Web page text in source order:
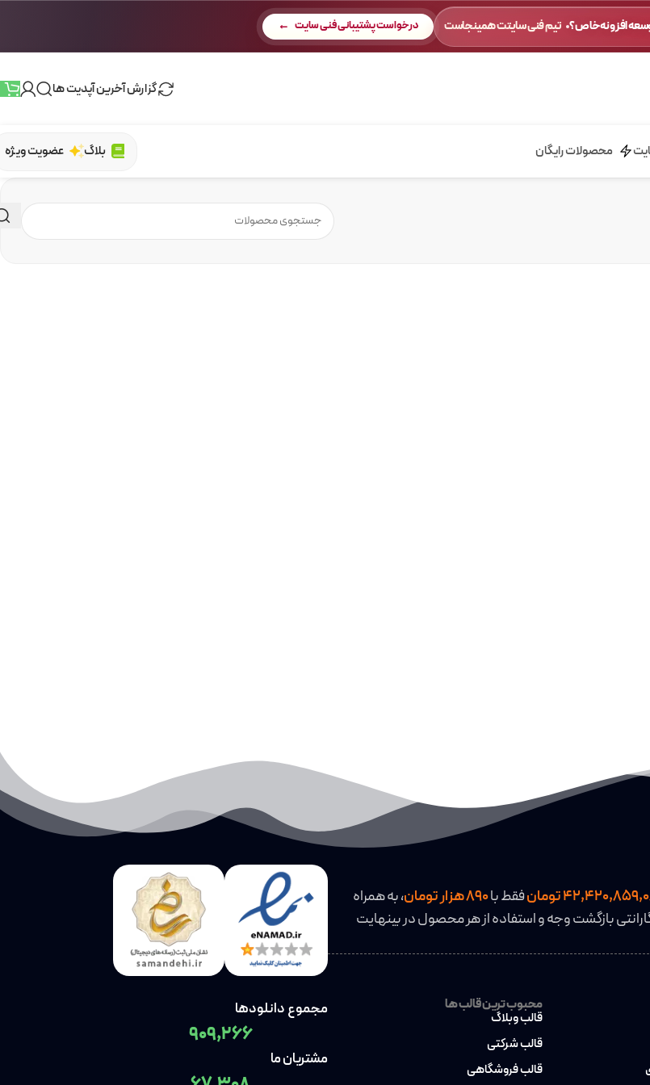
افزونه خاص؟ تیم فنی سایتت همینجاست درخواست پشتیبانی فنی سایت
گزارش آخرین آپدیت ها
محصولات رایگان بلاگ عضویت ویژه
تومان فقط با
، به همراه
بازگشت وجه و استفاده از هر محصول در بینهایت
محبوب ترین قالب ها
قالب وبلاگ
قالب شرکتی
قالب فروشگاهی
مجموع دانلودها
909,266
مشتریان ما